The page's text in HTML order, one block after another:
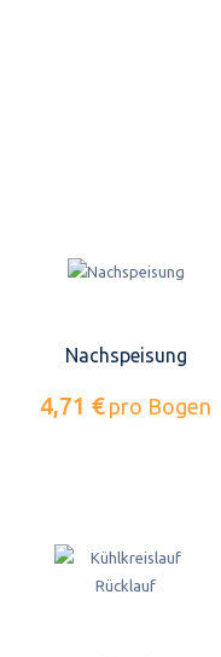
Nachspeisung
4,71 € pro Bogen